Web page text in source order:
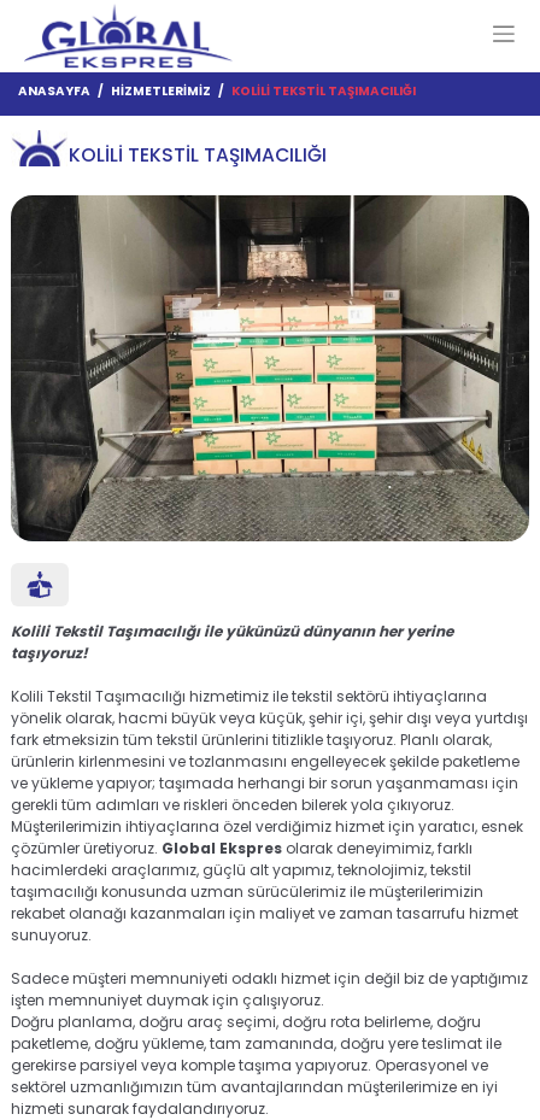
ANASAYFA / HİZMETLERİMİZ / KOLİLİ TEKSTİL TAŞIMACILIĞI
KOLİLİ TEKSTİL TAŞIMACILIĞI
Kolili Tekstil Taşımacılığı ile yükünüzü dünyanın her yerine
taşıyoruz!
Kolili Tekstil Taşımacılığı hizmetimiz ile tekstil sektörü ihtiyaçlarına
yönelik olarak, hacmi büyük veya küçük, şehir içi, şehir dışı veya yurtdışı
fark etmeksizin tüm tekstil ürünlerini titizlikle taşıyoruz. Planlı olarak,
ürünlerin kirlenmesini ve tozlanmasını engelleyecek şekilde paketleme
ve yükleme yapıyor; taşımada herhangi bir sorun yaşanmaması için
gerekli tüm adımları ve riskleri önceden bilerek yola çıkıyoruz.
Müşterilerimizin ihtiyaçlarına özel verdiğimiz hizmet için yaratıcı, esnek
çözümler üretiyoruz. Global Ekspres olarak deneyimimiz, farklı
hacimlerdeki araçlarımız, güçlü alt yapımız, teknolojimiz, tekstil
taşımacılığı konusunda uzman sürücülerimiz ile müşterilerimizin
rekabet olanağı kazanmaları için maliyet ve zaman tasarrufu hizmet
sunuyoruz.
Sadece müşteri memnuniyeti odaklı hizmet için değil biz de yaptığımız
işten memnuniyet duymak için çalışıyoruz.
Doğru planlama, doğru araç seçimi, doğru rota belirleme, doğru
paketleme, doğru yükleme, tam zamanında, doğru yere teslimat ile
gerekirse parsiyel veya komple taşıma yapıyoruz. Operasyonel ve
sektörel uzmanlığımızın tüm avantajlarından müşterilerimize en iyi
hizmeti sunarak faydalandırıyoruz.